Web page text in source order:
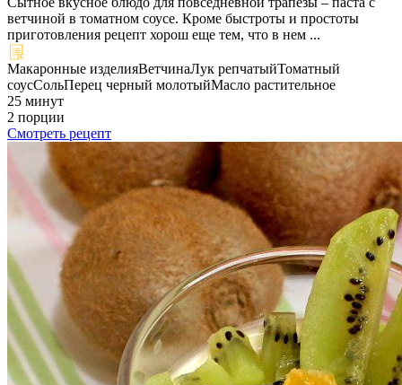
ветчиной в томатном соусе. Кроме быстроты и простоты
приготовления рецепт хорош еще тем, что в нем ...
Макаронные изделияВетчинаЛук репчатыйТоматный
соусСольПерец черный молотыйМасло растительное
25 минут
2 порции
Смотреть рецепт